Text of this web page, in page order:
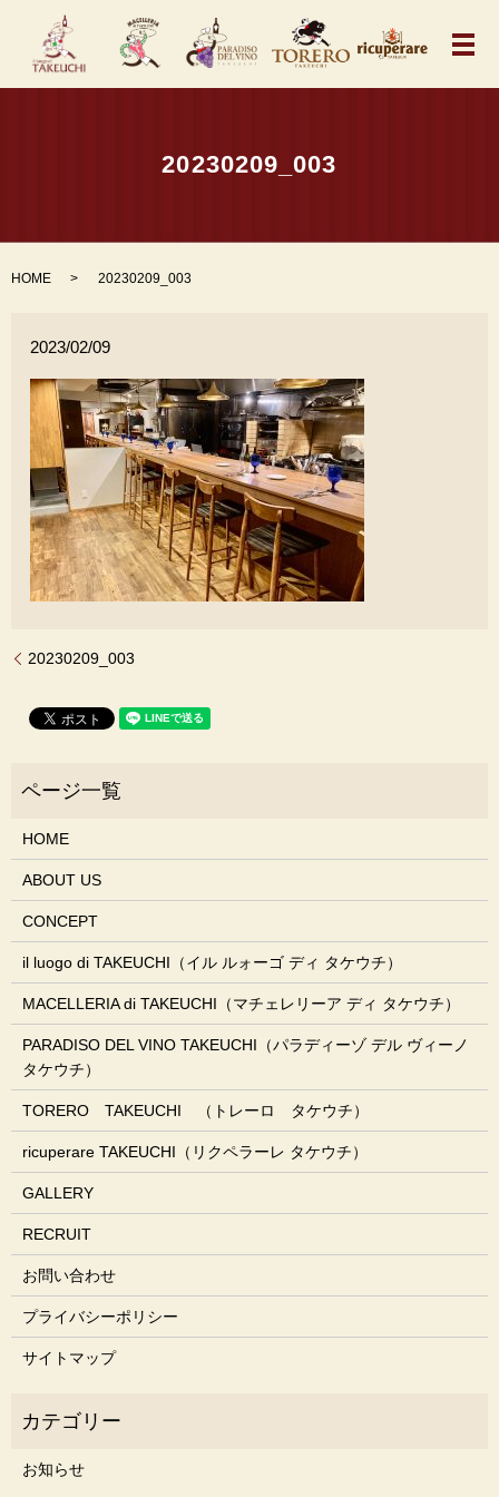
メ
20230209_003
HOME 20230209_003
2023/02/09
20230209_003
HOME
ABOUT US
CONCEPT
il luogo di TAKEUCHI（イル ルォーゴ ディ タケウチ）
MACELLERIA di TAKEUCHI（マチェレリーア ディ タケウチ）
PARADISO DEL VINO TAKEUCHI（パラディーゾ デル ヴィーノ
タケウチ）
TORERO TAKEUCHI （トレーロ タケウチ）
ricuperare TAKEUCHI（リクペラーレ タケウチ）
GALLERY
RECRUIT
お問い合わせ
プライバシーポリシー
サイトマップ
お知らせ